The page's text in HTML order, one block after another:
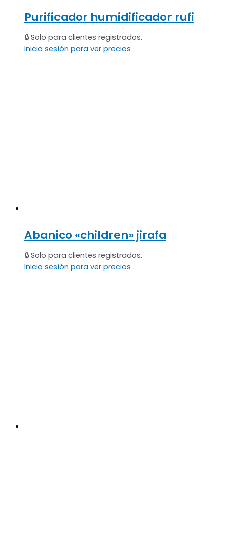
Purificador humidificador rufi
🔒 Solo para clientes registrados.
Inicia sesión para ver precios
Abanico «children» jirafa
🔒 Solo para clientes registrados.
Inicia sesión para ver precios